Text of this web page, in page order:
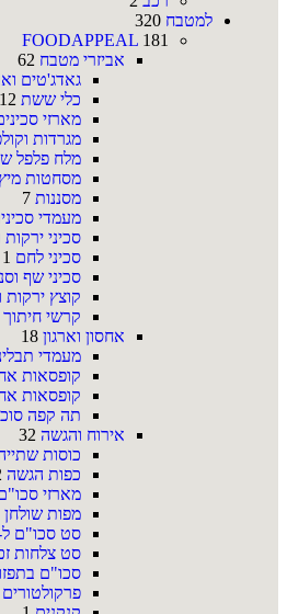
למטבח 320
FOODAPPEAL 181
אביזרי מטבח 62
גאדג'טים
כלי ששת 12
מארזי
מגרדות
מלח פלפל
מסחטות מיץ
מסננות 7
מעמדי
סכיני
סכיני לחם 1
סכיני שף
קוצץ ירקות
קרשי חיתוך
אחסון וארגון 18
מעמדי
קופסאות
קופסאות
תה קפה
אירוח והגשה 32
כוסות
כפות הגשה
מארזי
מפות שולחן
סט סכו"ם ל-6
סט צלחות
סכו"ם